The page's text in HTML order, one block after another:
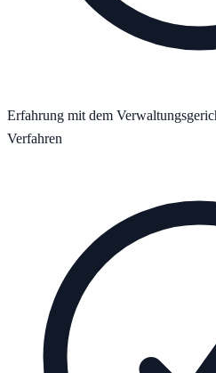
Erfahrung mit dem
Verfahren